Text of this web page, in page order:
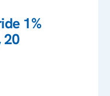
1%
20